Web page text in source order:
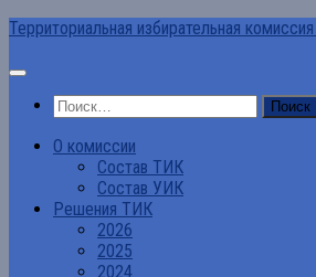
Перейти
содержимому
Территориальная избирательная
Найти:
О комиссии
Состав ТИК
Состав УИК
Решения ТИК
2026
2025
2024